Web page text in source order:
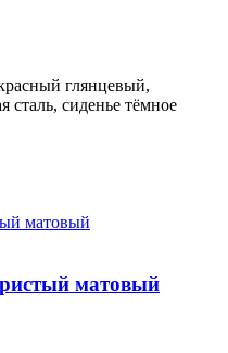
глянцевый,
сталь, сиденье тёмное
матовый